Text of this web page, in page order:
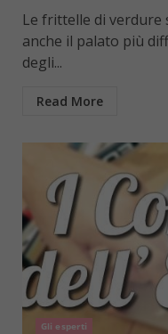
Le frittelle di
anche il palato più
degli...
Read More
Gli esperti